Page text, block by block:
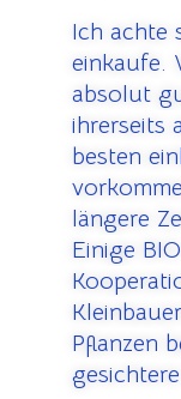
Ich achte
einkaufe.
absolut
ihrerseits
besten
längere
Einige
Pflanzen